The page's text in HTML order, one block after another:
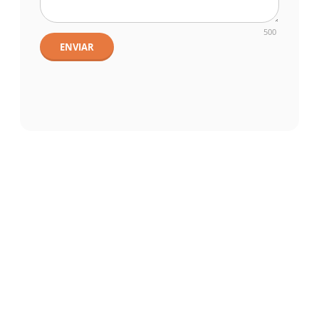
500
ENVIAR